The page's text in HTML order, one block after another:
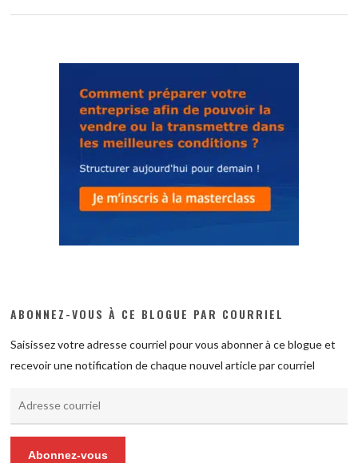
ABONNEZ-VOUS À CE BLOGUE PAR COURRIEL
Saisissez votre adresse courriel pour vous abonner à ce blogue et
recevoir une notification de chaque nouvel article par courriel
Abonnez-vous